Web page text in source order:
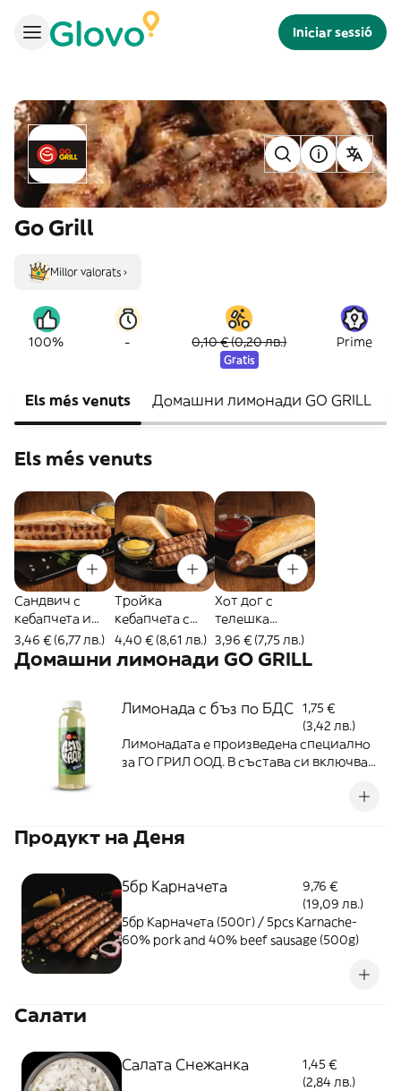
Iniciar sessió
Go Grill
Millor valorats ›
100% - 0,10 € (0,20 лв.)
Gratis
Prime
Els més venuts Домашни лимонади GO GRILL
Els més venuts
Сандвич с
кебапчета и
сос
3,46 € (6,77 лв.)
Тройка
кебапчета с
хлебче и сос
4,40 € (8,61 лв.)
Хот дог с
телешка
наденичка и
сос
3,96 € (7,75 лв.)
Домашни лимонади GO GRILL
Лимонада с бъз по БДС 1,75 €
(3,42 лв.)
Лимонадата е произведена специално
за ГО ГРИЛ ООД. В състава си включва
оцветители и подобрители - 400мл
Продукт на Деня
5бр Карначета
9,76 €
(19,09 лв.)
5бр Карначета (500г) / 5pcs Karnache-
60% pork and 40% beef sausage (500g)
Салати
Салата Снежанка
1,45 €
(2,84 лв.)